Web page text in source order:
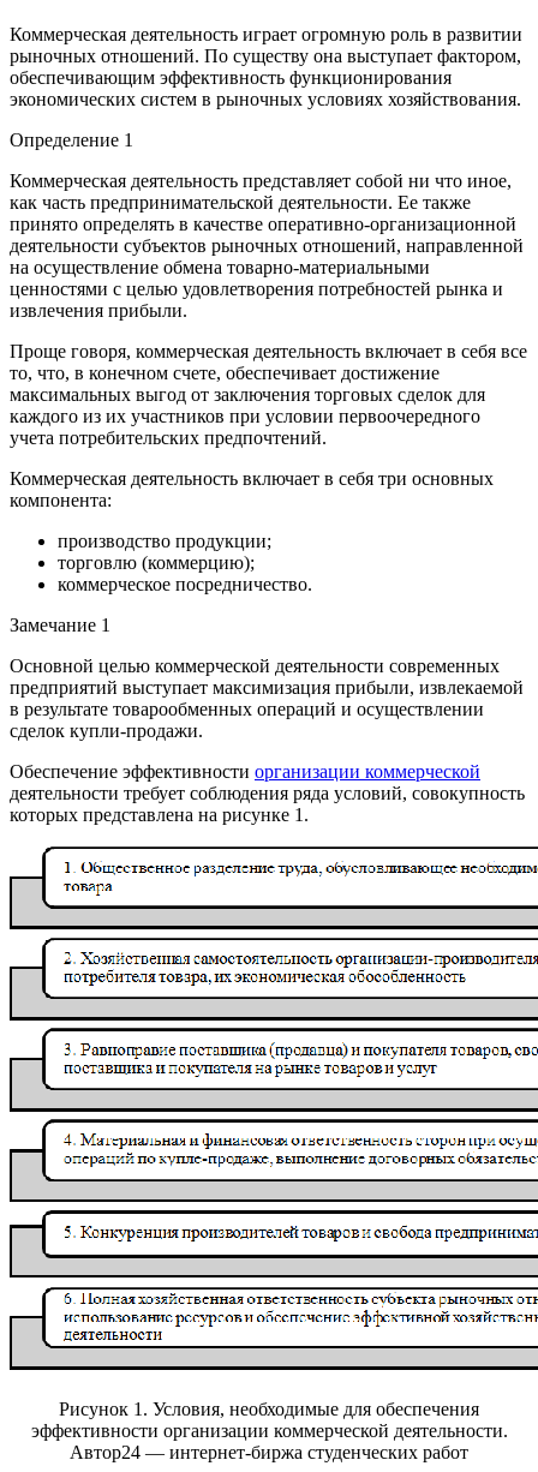
Коммерческая деятельность играет огромную роль в развитии
рыночных отношений. По существу она выступает фактором,
обеспечивающим эффективность функционирования
экономических систем в рыночных условиях хозяйствования.
Определение 1
Коммерческая деятельность представляет собой ни что иное,
как часть предпринимательской деятельности. Ее также
принято определять в качестве оперативно-организационной
деятельности субъектов рыночных отношений, направленной
на осуществление обмена товарно-материальными
ценностями с целью удовлетворения потребностей рынка и
извлечения прибыли.
Проще говоря, коммерческая деятельность включает в себя все
то, что, в конечном счете, обеспечивает достижение
максимальных выгод от заключения торговых сделок для
каждого из их участников при условии первоочередного
учета потребительских предпочтений.
Коммерческая деятельность включает в себя три основных
компонента:
производство продукции;
торговлю (коммерцию);
коммерческое посредничество.
Замечание 1
Основной целью коммерческой деятельности современных
предприятий выступает максимизация прибыли, извлекаемой
в результате товарообменных операций и осуществлении
сделок купли-продажи.
Обеспечение эффективности организации коммерческой
деятельности требует соблюдения ряда условий, совокупность
которых представлена на рисунке 1.
Рисунок 1. Условия, необходимые для обеспечения
эффективности организации коммерческой деятельности.
Автор24 — интернет-биржа студенческих работ